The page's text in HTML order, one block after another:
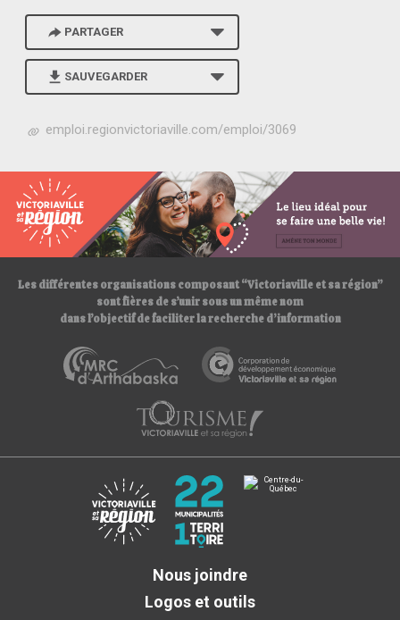
PARTAGER
SAUVEGARDER
h
p
s
:
/
/
emploi.regionvictoriaville.com/emploi/3069
Les différentes organisations composant “Victoriaville et sa région”
sont fières de s’unir sous un même nom
dans l’objectif de faciliter la recherche d’information
Nous joindre
Logos et outils